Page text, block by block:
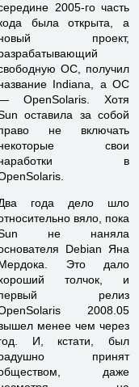
2005-го часть
была открыта, а
проект,
ОС, получил
Indiana, а ОС
OpenSolaris. Хотя
оставила за собой
не включать
свои
в
года дело шло
вяло, пока
не наняла
Debian Яна
Это дало
толчок, и
релиз
2008.05
менее чем через
И, кстати, был
принят
даже